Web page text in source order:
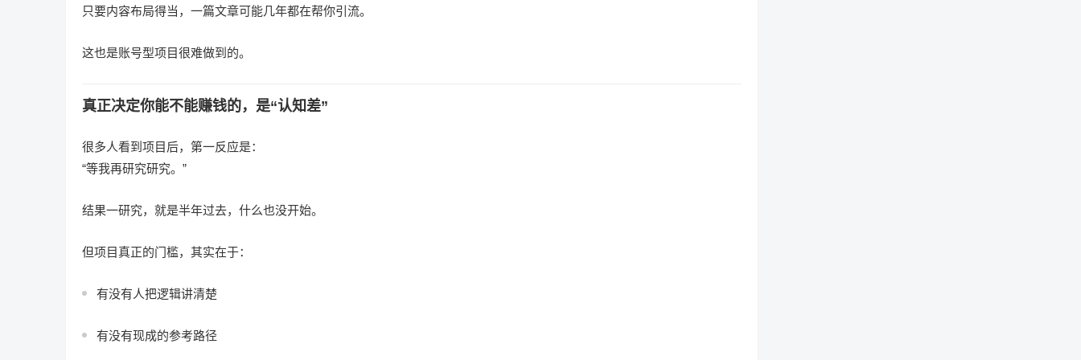
只要内容布局得当，一篇文章可能几年都在帮你引流。
这也是账号型项目很难做到的。
真正决定你能不能赚钱的，是“认知差”
很多人看到项目后，第一反应是：
“等我再研究研究。”
结果一研究，就是半年过去，什么也没开始。
但项目真正的门槛，其实在于：
有没有人把逻辑讲清楚
有没有现成的参考路径